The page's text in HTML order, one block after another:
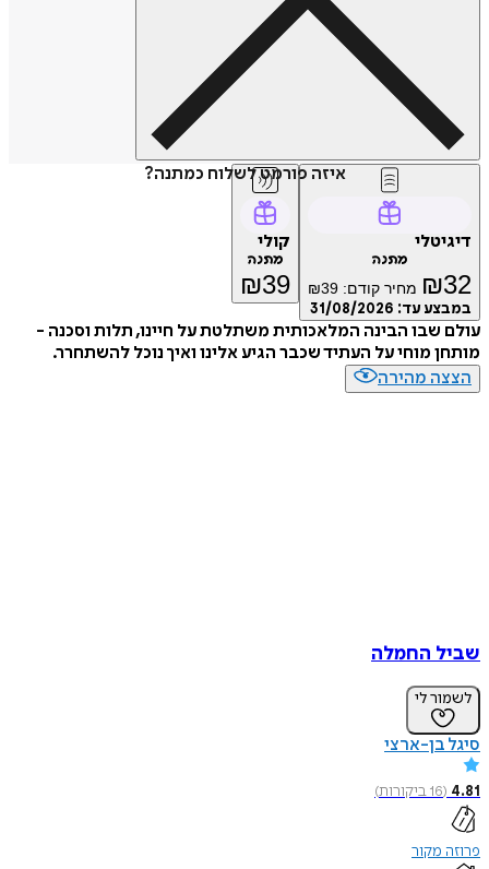
איזה פורמט לשלוח כמתנה?
דיגיטלי
מתנה
₪32 מחיר קודם: ₪39
במבצע עד: 31/08/2026
קולי
מתנה
₪39
עולם שבו הבינה המלאכותית משתלטת על חיינו, תלות וסכנה -
מותחן מוחי על העתיד שכבר הגיע אלינו ואיך נוכל להשתחרר.
הצצה מהירה
שביל החמלה
לשמור לי
סיגל בן-ארצי
4.81
(
16ביקורות)
פרוזה מקור